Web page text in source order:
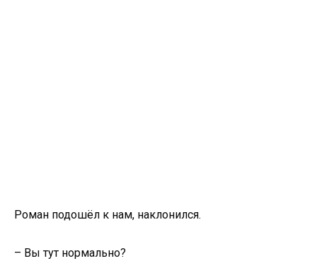
Роман подошёл к нам, наклонился.
– Вы тут нормально?